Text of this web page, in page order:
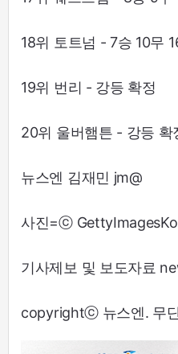
18위 토트넘 - 7승 10무
19위 번리 - 강등 확정
20위 울버햄튼 - 강등 확
뉴스엔 김재민 jm@
사진=ⓒ
기사제보 및 보도자료
copyrightⓒ 뉴스엔. 무